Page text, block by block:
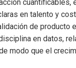
cuantificables,
en talento y
de producto
en datos,
modo que el